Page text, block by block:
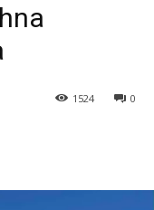
0
1524